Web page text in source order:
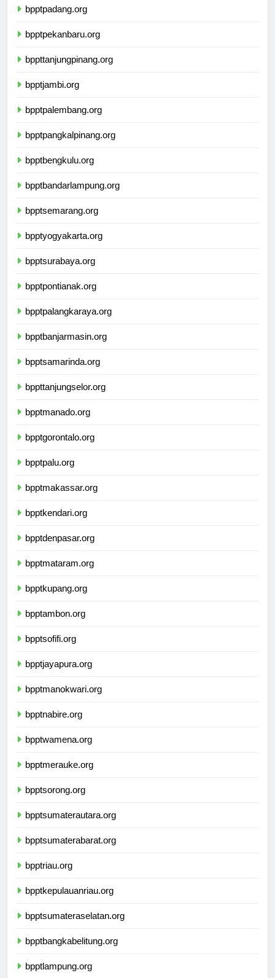
bpptpadang.org
bpptpekanbaru.org
bppttanjungpinang.org
bpptjambi.org
bpptpalembang.org
bpptpangkalpinang.org
bpptbengkulu.org
bpptbandarlampung.org
bpptsemarang.org
bpptyogyakarta.org
bpptsurabaya.org
bpptpontianak.org
bpptpalangkaraya.org
bpptbanjarmasin.org
bpptsamarinda.org
bppttanjungselor.org
bpptmanado.org
bpptgorontalo.org
bpptpalu.org
bpptmakassar.org
bpptkendari.org
bpptdenpasar.org
bpptmataram.org
bpptkupang.org
bpptambon.org
bpptsofifi.org
bpptjayapura.org
bpptmanokwari.org
bpptnabire.org
bpptwamena.org
bpptmerauke.org
bpptsorong.org
bpptsumaterautara.org
bpptsumaterabarat.org
bpptriau.org
bpptkepulauanriau.org
bpptsumateraselatan.org
bpptbangkabelitung.org
bpptlampung.org